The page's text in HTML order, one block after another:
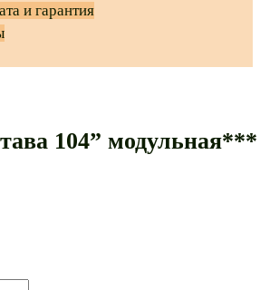
и гарантия
104” модульная***